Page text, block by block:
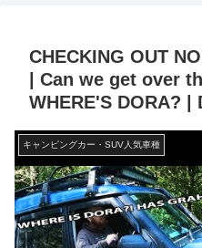
CHECKING OUT
| Can we get over
WHERE'S DORA? |
キャンピングカー・SUV人気車種